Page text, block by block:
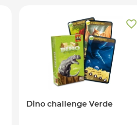
Dino challenge Verde